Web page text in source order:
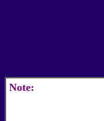
Note: